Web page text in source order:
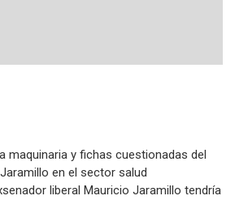
maquinaria y fichas cuestionadas del
en el sector salud
liberal Mauricio Jaramillo tendría